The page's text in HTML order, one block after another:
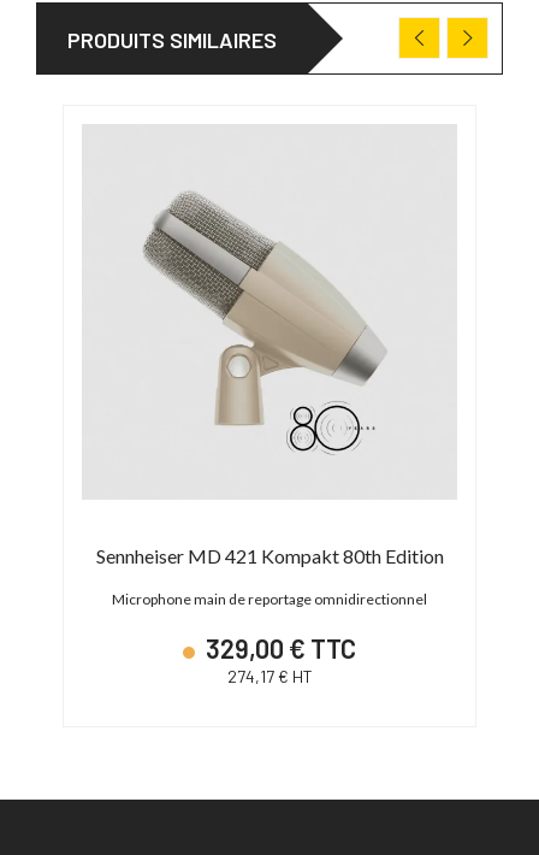
PRODUITS SIMILAIRES
Sennheiser MD 421 Kompakt 80th Edition
Microphone main de reportage omnidirectionnel
329,00 € TTC
274,17 € HT